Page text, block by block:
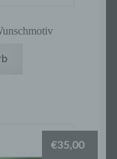
€35,00